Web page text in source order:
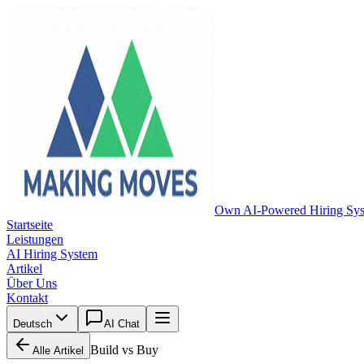
Own AI-Powered Hiring
Startseite
Leistungen
AI Hiring System
Artikel
Über Uns
Kontakt
Deutsch AI Chat
Alle Artikel Build vs Buy